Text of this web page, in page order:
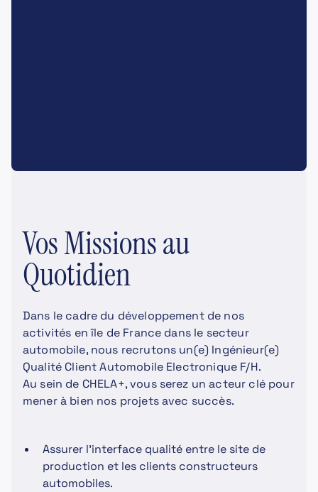
Vos Missions au
Quotidien
Dans le cadre du développement de nos
activités en île de France dans le secteur
automobile, nous recrutons un(e) Ingénieur(e)
Qualité Client Automobile Electronique F/H.
Au sein de CHELA+, vous serez un acteur clé pour
mener à bien nos projets avec succès.
Assurer l’interface qualité entre le site de
production et les clients constructeurs
automobiles.